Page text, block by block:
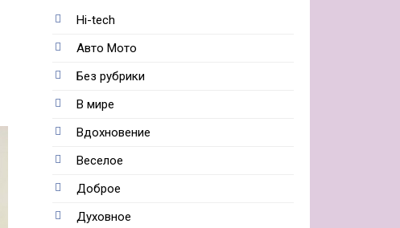
Hi-tech
Авто Мото
Без рубрики
В мире
Вдохновение
Веселое
Доброе
Духовное